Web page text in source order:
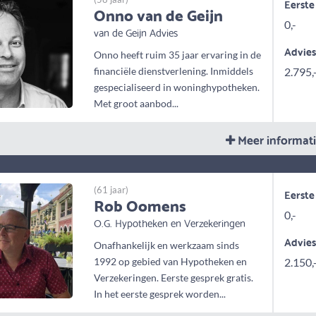
Onno van de Geijn
van de Geijn Advies
Onno heeft ruim 35 jaar ervaring in de
financiële dienstverlening. Inmiddels
gespecialiseerd in woninghypotheken.
Met groot aanbod...
0,-
Meer
(61 jaar)
Rob Oomens
O.G. Hypotheken en Verzekeringen
Onafhankelijk en werkzaam sinds
1992 op gebied van Hypotheken en
Verzekeringen. Eerste gesprek gratis.
In het eerste gesprek worden...
0,-